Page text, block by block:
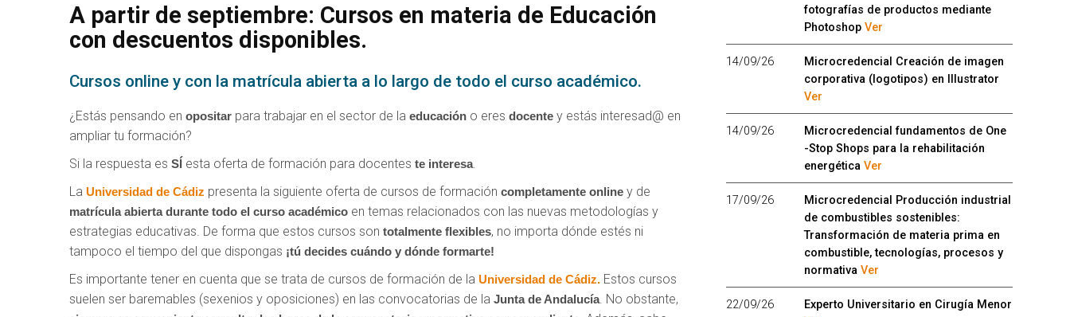
A partir de septiembre: Cursos en materia de Educación
con descuentos disponibles.
Cursos online y con la matrícula abierta a lo largo de todo el curso académico.
¿Estás pensando en opositar para trabajar en el sector de la educación o eres docente y estás interesad@ en
ampliar tu formación?
Si la respuesta es SÍ esta oferta de formación para docentes te interesa.
La Universidad de Cádiz presenta la siguiente oferta de cursos de formación completamente online y de
matrícula abierta durante todo el curso académico en temas relacionados con las nuevas metodologías y
estrategias educativas. De forma que estos cursos son totalmente flexibles, no importa dónde estés ni
tampoco el tiempo del que dispongas ¡tú decides cuándo y dónde formarte!
Es importante tener en cuenta que se trata de cursos de formación de la Universidad de Cádiz. Estos cursos
suelen ser baremables (sexenios y oposiciones) en las convocatorias de la Junta de Andalucía. No obstante,
fotografías de productos mediante
Photoshop Ver
14/09/26
Microcredencial Creación de imagen
corporativa (logotipos) en Illustrator
Ver
14/09/26
Microcredencial fundamentos de One
-Stop Shops para la rehabilitación
energética Ver
17/09/26
Microcredencial Producción industrial
de combustibles sostenibles:
Transformación de materia prima en
combustible, tecnologías, procesos y
normativa Ver
22/09/26
Experto Universitario en Cirugía Menor